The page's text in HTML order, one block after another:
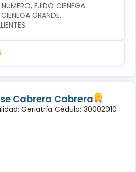
EJIDO CIENEGA
GRANDE,
Cabrera Cabrera
Geriatría Cédula: 30002010